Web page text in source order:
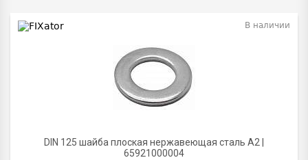
DIN 125 шайба плоская нержавеющая сталь A2 |
65921000004
В наличии